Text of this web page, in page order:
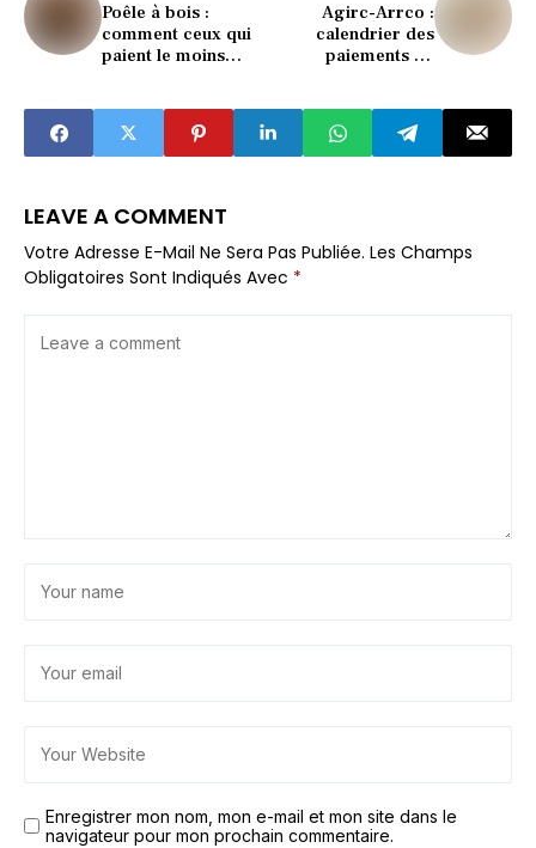
Poêle à bois :
comment ceux qui
paient le moins
bûches ?
Agirc-Arrco :
calendrier des
paiements de
LEAVE A COMMENT
Votre Adresse E-Mail Ne Sera Pas Publiée. Les Champs
Obligatoires Sont Indiqués Avec *
Enregistrer mon nom, mon e-mail et mon site dans le
navigateur pour mon prochain commentaire.